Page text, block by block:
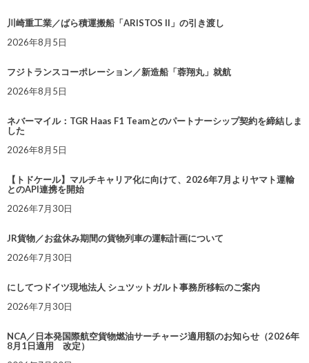
川崎重工業／ばら積運搬船「ARISTOS II」の引き渡し
2026年8月5日
フジトランスコーポレーション／新造船「蓉翔丸」就航
2026年8月5日
ネバーマイル：TGR Haas F1 Teamとのパートナーシップ契約を締結しま
した
2026年8月5日
【トドケール】マルチキャリア化に向けて、2026年7月よりヤマト運輸
とのAPI連携を開始
2026年7月30日
JR貨物／お盆休み期間の貨物列車の運転計画について
2026年7月30日
にしてつドイツ現地法人 シュツットガルト事務所移転のご案内
2026年7月30日
NCA／日本発国際航空貨物燃油サーチャージ適用額のお知らせ（2026年
8月1日適用 改定）